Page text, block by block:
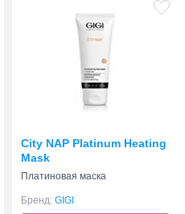
City NAP Platinum Heating
Mask
Платиновая маска
Бренд: GIGI